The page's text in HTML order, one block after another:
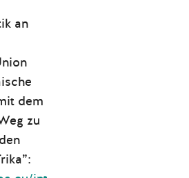
an
dem
zu
: